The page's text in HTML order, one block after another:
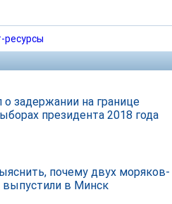
ресурсы
задержании на границе
президента 2018 года
почему двух моряков-
выпустили в Минск